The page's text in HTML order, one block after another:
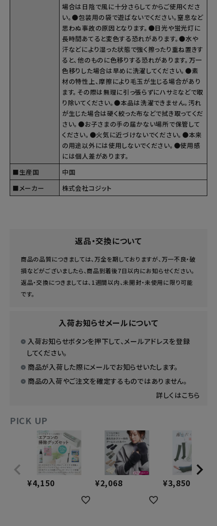
場合は日陰で風に十分さらしてからご使用くださ
い。●包装用の袋で遊ばないでください。窒息など
思わぬ事故の原因となります。●日光や蛍光灯に
長時間あてると変色する恐れがあります。●水や
汗などにより湿った状態で強く擦ったり重ね置きす
ると、他のものに色移りする恐れがあります。万一
色移りした場合は早めに洗濯してください。●素
材の特性上、摩擦により毛玉が生じる場合があり
ます。その際は無理に引っ張らずにハサミなどで取
り除いてください。●本品は洗濯できません。汚れ
が生じた場合は硬く絞った布などで拭き取ってくだ
さい。●お子さまの手の届かない場所で保管して
ください。●火気に近づけないでください。●本来
の用途以外には使用しないでください。●使用感
には個人差があります。
■生産国
中国
■メーカー
株式会社コジット
返品・交換について
商品の品質につきましては、万全を期しておりますが、万一不良・破
損などがございましたら、商品到着後7日以内にお知らせください。
返品・交換につきましては、1週間以内、未開封・未使用に限り可能
です。
入荷お知らせメールについて
入荷お知らせボタンを押下して、メールアドレスを登録
してください。
商品が入荷した際にメールでお知らせいたします。
商品の入荷やご注文を確定するものではありません。
詳しくはこちら
PICK UP
¥4,150 ¥2,068 ¥3,850